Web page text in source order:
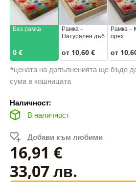
Без рамка
0 €
Рамка –
Натурален дъб
от 10,60 €
Рамка –
орех
от
*цената на допълненията ще бъде
сума в кошницата
Наличност:
В наличност
Добави към любими
16,91 €
33,07 лв.